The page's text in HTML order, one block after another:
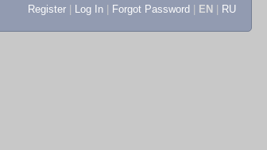
Register Log In Forgot Password EN RU